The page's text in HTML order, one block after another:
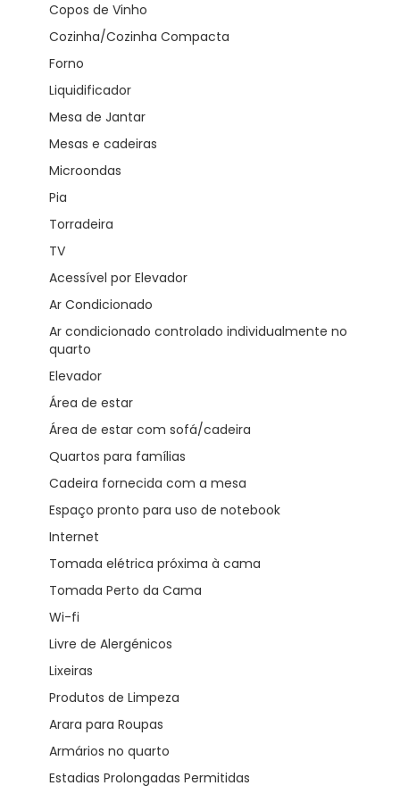
Copos de Vinho
Cozinha/Cozinha Compacta
Forno
Liquidificador
Mesa de Jantar
Mesas e cadeiras
Microondas
Pia
Torradeira
TV
Acessível por Elevador
Ar Condicionado
Ar condicionado controlado individualmente no
quarto
Elevador
Área de estar
Área de estar com sofá/cadeira
Quartos para famílias
Cadeira fornecida com a mesa
Espaço pronto para uso de notebook
Internet
Tomada elétrica próxima à cama
Tomada Perto da Cama
Wi-fi
Livre de Alergénicos
Lixeiras
Produtos de Limpeza
Arara para Roupas
Armários no quarto
Estadias Prolongadas Permitidas